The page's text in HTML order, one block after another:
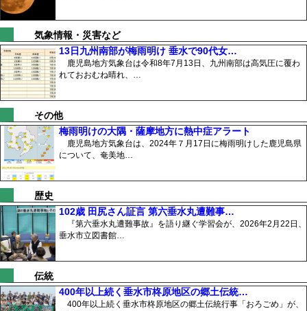
気象情報・災害など
13日九州南部が梅雨明け 垂水で90代女…
鹿児島地方気象台は令和8年7月13日、九州南部は高気圧に覆わ
れておおむね晴れ、…
その他
梅雨明けの大隅・薩摩地方に熱中症アラート
鹿児島地方気象台は、2024年７月17日に梅雨明けした鹿児島県
について、奄美地…
歴史
102歳 田尻さん証言 第六垂水丸遭難事…
『第六垂水丸遭難事故』を語り継ぐ学習会が、2026年2月22日、
垂水市立図書館…
伝統
400年以上続く垂水市柊原地区の郷土伝統…
400年以上続く垂水市柊原地区の郷土伝統行事「おろごめ」が、